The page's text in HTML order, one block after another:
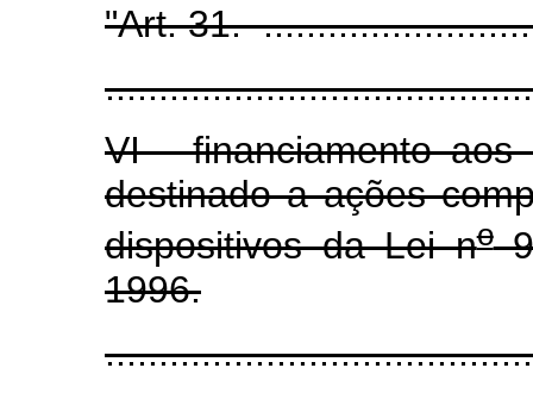
"Art. 31.
VI - financiamento
destinado a ações
dispositivos da Lei no
1996.